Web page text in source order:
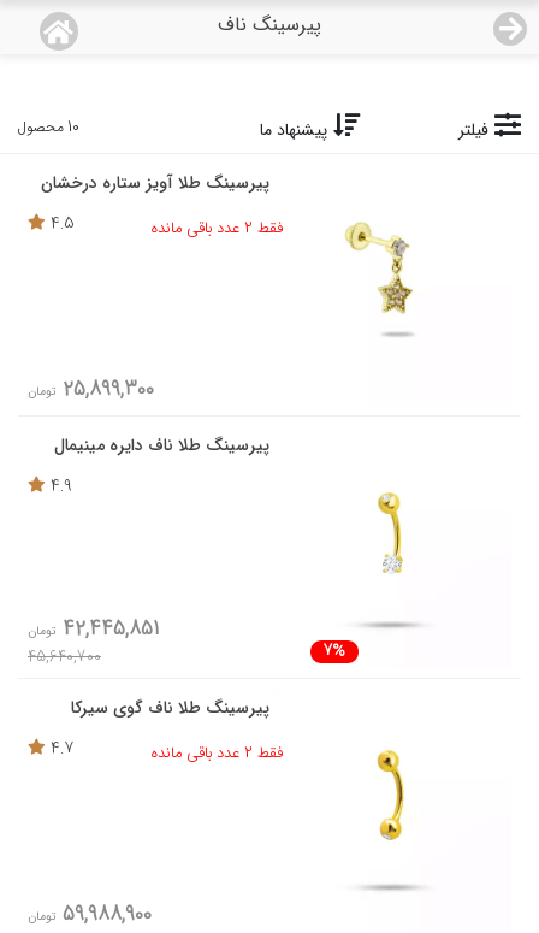
پیرسینگ ناف
منو
صفحه اصلی
فیلتر پیشنهاد ما 10 محصول
پیرسینگ طلا آویز ستاره درخشان
فقط 2 عدد باقی مانده
4.5
25,899,300 تومان
پیرسینگ طلا ناف دایره مینیمال
4.9
7%
42,445,851 تومان
45,640,700
پیرسینگ طلا ناف گوی سیرکا
فقط 2 عدد باقی مانده
4.7
59,988,900 تومان